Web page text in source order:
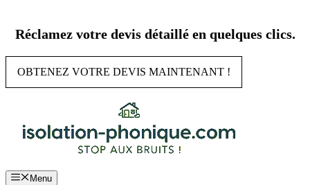
contenu
Réclamez votre devis détaillé en quelques clics.
OBTENEZ VOTRE DEVIS MAINTENANT !
Menu